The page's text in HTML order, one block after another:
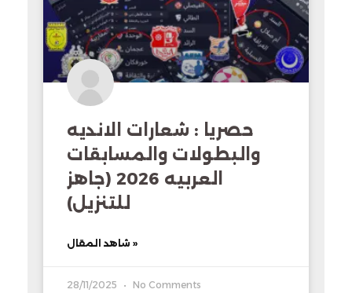
حصريا : شعارات الانديه
والبطولات والمسابقات
العربيه 2026 (جاهز
للتنزيل)
شاهد المقال »
28/11/2025 No Comments